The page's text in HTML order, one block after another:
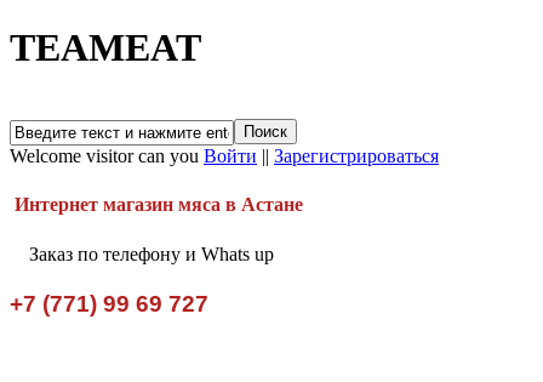
TEAMEAT
Welcome visitor can you Войти || Зарегистрироваться
Интернет магазин мяса в Астане
Заказ по телефону и Whats up
+7 (771) 99 69 727